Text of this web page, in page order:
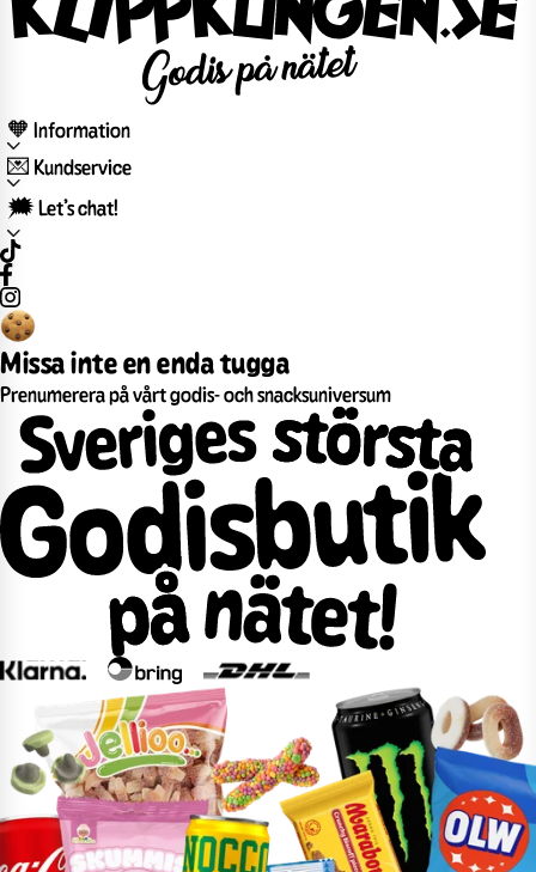
🧡 Information
💌 Kundservice
🗯️ Let’s chat!
Missa inte en enda tugga
Prenumerera på vårt godis- och snacksuniversum